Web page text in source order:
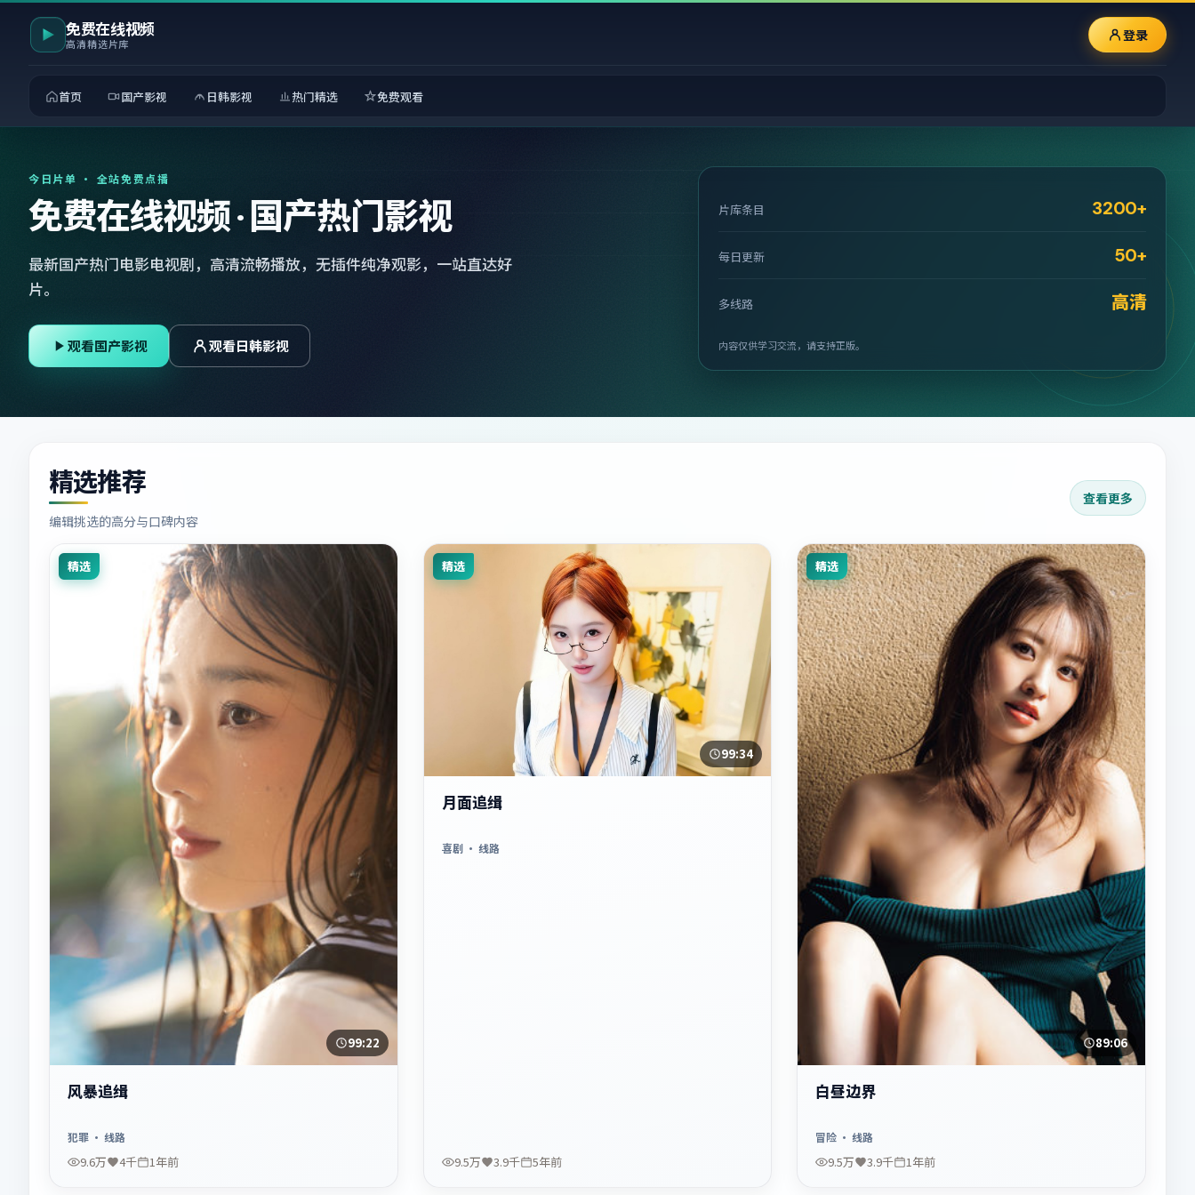
免费在线视频
高清精选片库 登录
首页 国产影视 日韩影视 热门精选 免费观看
今日片单 · 全站免费点播
免费在线视频 · 国产热门影视
最新国产热门电影电视剧，高清流畅播放，无插件纯净观影，一站直达好
片。
观看国产影视 观看日韩影视
片库条目 3200+
每日更新 50+
多线路 高清
内容仅供学习交流，请支持正版。
精选推荐
编辑挑选的高分与口碑内容
查看更多
精选
99:22
风暴追缉
犯罪· 线路
9.6万 4千 1年前
精选
99:34
月面追缉
喜剧· 线路
9.5万 3.9千 5年前
精选
89:06
白昼边界
冒险 · 线路
9.5万 3.9千 1年前